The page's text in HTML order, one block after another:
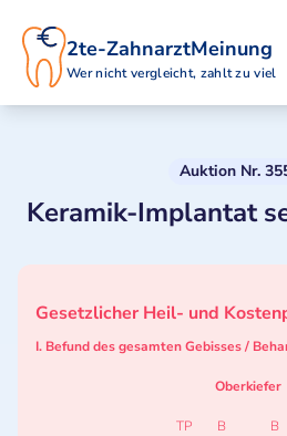
2te-ZahnarztMeinung
Wer nicht vergleicht, zahlt zu viel
Auktion Nr.
Keramik-Implantat
Gesetzlicher Heil- und
I. Befund des gesamten Gebisses /
Oberkiefer
TP B B